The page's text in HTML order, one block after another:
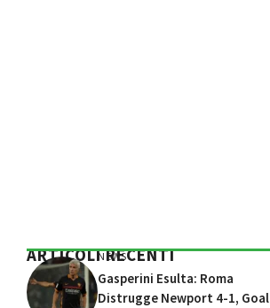
ARTICOLI RECENTI
NEWS
Gasperini Esulta: Roma
Distrugge Newport 4-1, Goal